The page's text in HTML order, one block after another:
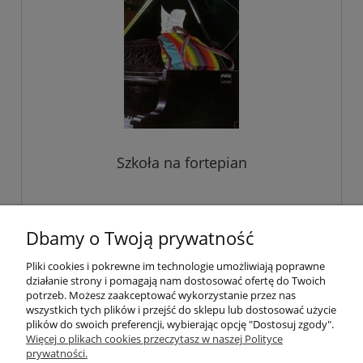
Szkoła na fortepian
do koszyka
Pomoc
Dbamy o Twoją prywatność
Pliki cookies i pokrewne im technologie umożliwiają poprawne
działanie strony i pomagają nam dostosować ofertę do Twoich
potrzeb. Możesz zaakceptować wykorzystanie przez nas
wszystkich tych plików i przejść do sklepu lub dostosować użycie
plików do swoich preferencji, wybierając opcję "Dostosuj zgody".
Więcej o plikach cookies przeczytasz w naszej Polityce
prywatności.